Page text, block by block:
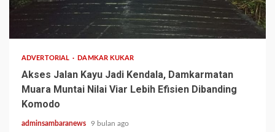
2 min read
ADVERTORIAL DAMKAR KUKAR
Akses Jalan Kayu Jadi Kendala, Damkarmatan
Muara Muntai Nilai Viar Lebih Efisien Dibanding
Komodo
adminsambaranews 9 bulan ago